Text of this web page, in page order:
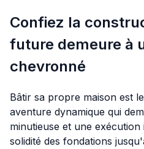
Confiez la
future demeure à
chevronné
Bâtir sa propre maison est
aventure dynamique qui
minutieuse et une
solidité des fondations